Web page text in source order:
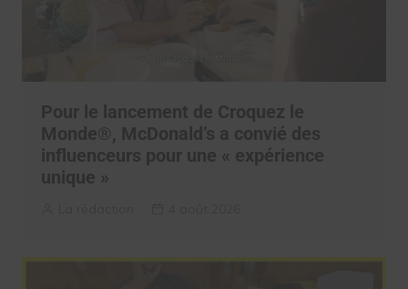
Pour le lancement de Croquez le
Monde®, McDonald’s a convié des
influenceurs pour une « expérience
unique »